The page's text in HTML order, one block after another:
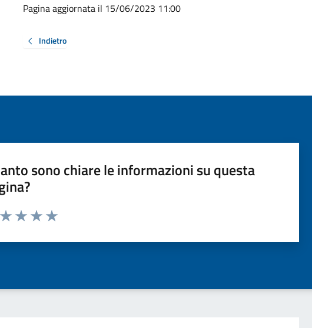
Pagina aggiornata il 15/06/2023 11:00
Indietro
sono chiare le informazioni su questa
da 1 a 5 stelle la pagina